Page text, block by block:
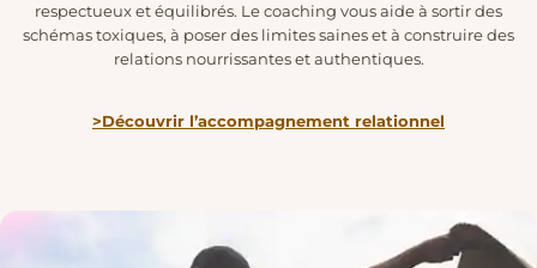
respectueux et équilibrés. Le coaching vous aide à sortir des
schémas toxiques, à poser des limites saines et à construire des
relations nourrissantes et authentiques.
>Découvrir l’accompagnement relationnel